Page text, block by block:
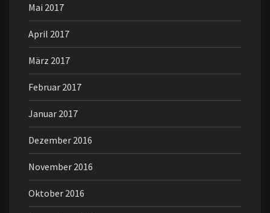
Mai 2017
April 2017
März 2017
Februar 2017
Januar 2017
Dezember 2016
November 2016
Oktober 2016